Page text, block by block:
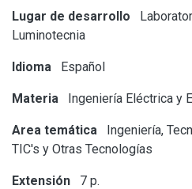
Lugar de desarrollo
Luminotecnia
Idioma Español
Materia Ingeniería Eléctrica y
Area temática
Ingeniería,
TIC's y Otras Tecnologías
Extensión 7 p.